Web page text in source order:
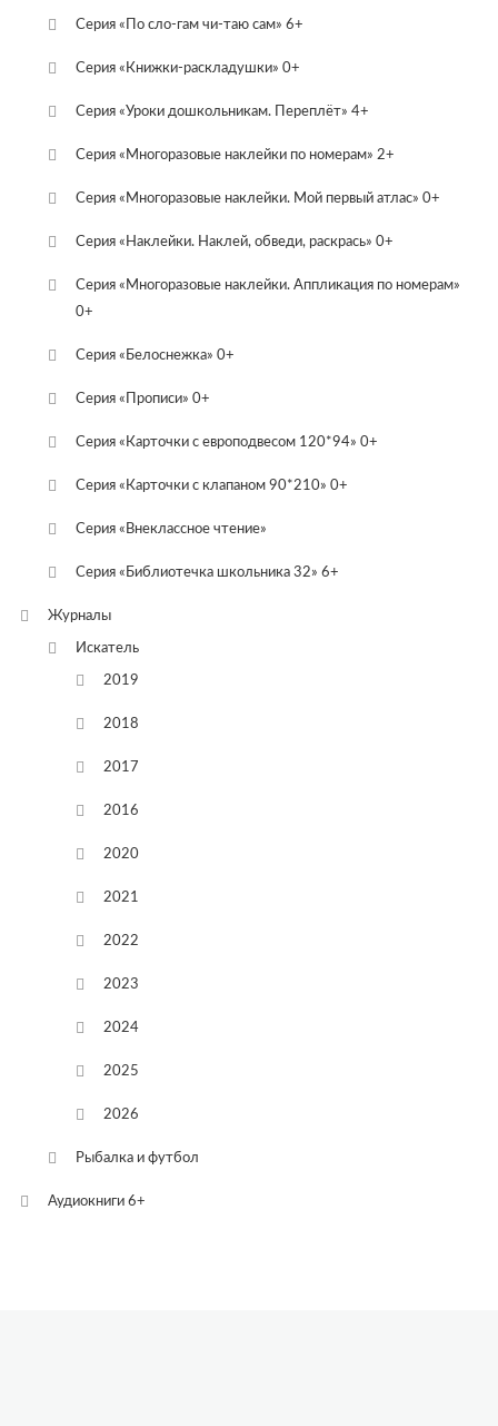
Серия «По сло-гам чи-таю сам» 6+
Серия «Книжки-раскладушки» 0+
Серия «Уроки дошкольникам. Переплёт» 4+
Серия «Многоразовые наклейки по номерам» 2+
Серия «Многоразовые наклейки. Мой первый атлас» 0+
Серия «Наклейки. Наклей, обведи, раскрась» 0+
Серия «Многоразовые наклейки. Аппликация по номерам»
0+
Серия «Белоснежка» 0+
Серия «Прописи» 0+
Серия «Карточки с европодвесом 120*94» 0+
Серия «Карточки с клапаном 90*210» 0+
Серия «Внеклассное чтение»
Серия «Библиотечка школьника 32» 6+
Журналы
Искатель
2019
2018
2017
2016
2020
2021
2022
2023
2024
2025
2026
Рыбалка и футбол
Аудиокниги 6+